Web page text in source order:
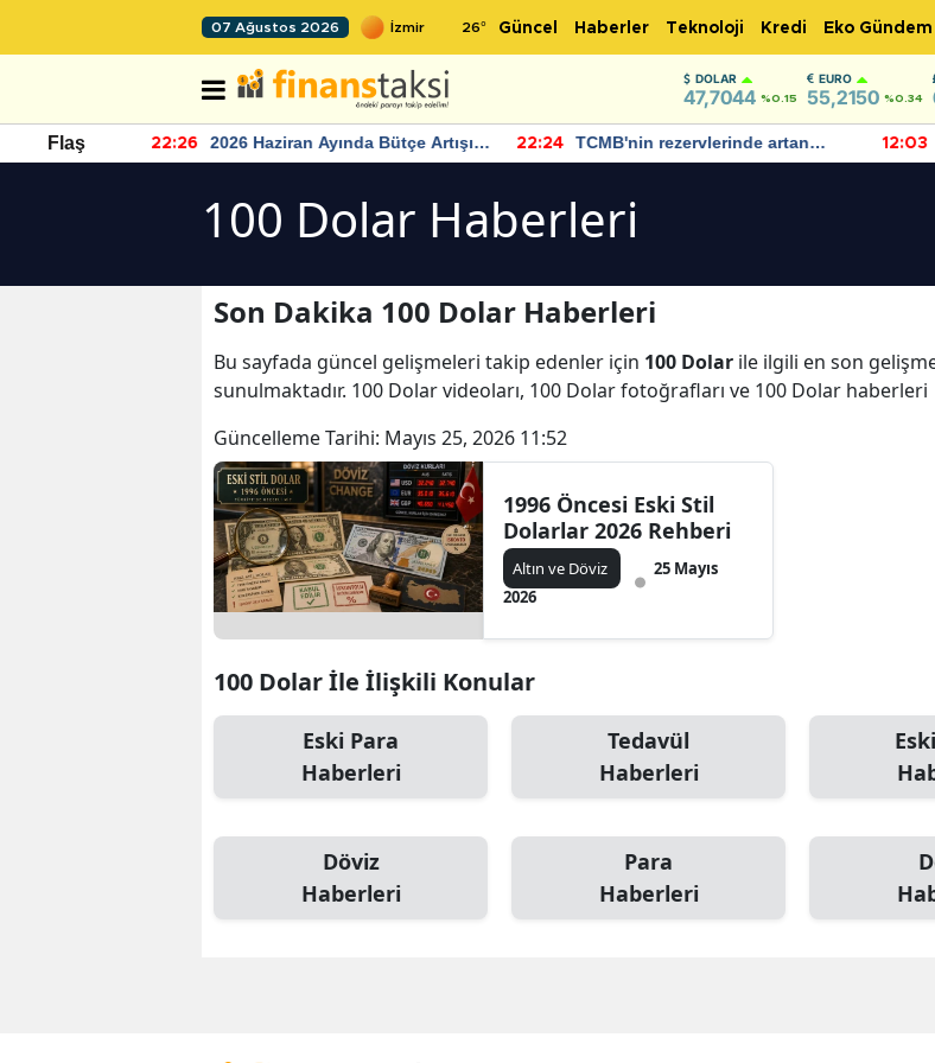
07 Ağustos 2026 26° Güncel Haberler Teknoloji Kredi Eko Gündem
DOLAR
47,7044 %0.15
EURO
55,2150 %0.34
Flaş 22:26
2026 Haziran Ayında Bütçe Artışı
Yaşandı
22:24
TCMB'nin rezervlerinde artan
momentum devam ediyor
12:03
100 Dolar Haberleri
Son Dakika 100 Dolar Haberleri
Bu sayfada güncel gelişmeleri takip edenler için 100 Dolar ile ilgili en son
sunulmaktadır. 100 Dolar videoları, 100 Dolar fotoğrafları ve 100 Dolar haberleri
Güncelleme Tarihi: Mayıs 25, 2026 11:52
1996 Öncesi Eski Stil
Dolarlar 2026 Rehberi
Altın ve Döviz
25 Mayıs
2026
100 Dolar İle İlişkili Konular
Eski Para
Haberleri
Tedavül
Haberleri
Döviz
Haberleri
Para
Haberleri